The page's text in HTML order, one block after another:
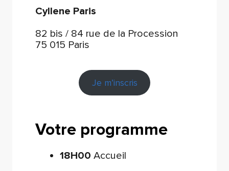
Cyllene Paris
82 bis / 84 rue de la Procession
75 015 Paris
Je m’inscris
Votre programme
18H00 Accueil